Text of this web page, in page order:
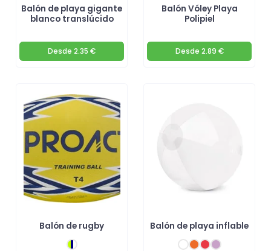
Balón de playa gigante
blanco translúcido
Desde 2.35 €
Balón Vóley Playa
Polipiel
Desde 2.89 €
Balón de rugby Balón de playa inflable